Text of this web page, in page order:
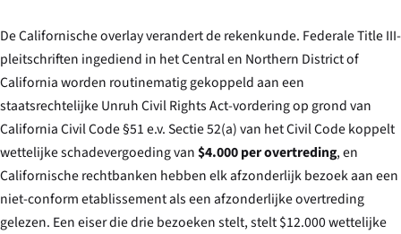
De Californische overlay verandert de rekenkunde. Federale Title III-
pleitschriften ingediend in het Central en Northern District of
California worden routinematig gekoppeld aan een
staatsrechtelijke Unruh Civil Rights Act-vordering op grond van
California Civil Code §51 e.v. Sectie 52(a) van het Civil Code koppelt
wettelijke schadevergoeding van$4.000 per overtreding, en
Californische rechtbanken hebben elk afzonderlijk bezoek aan een
niet-conform etablissement als een afzonderlijke overtreding
gelezen. Een eiser die drie bezoeken stelt, stelt $12.000 wettelijke